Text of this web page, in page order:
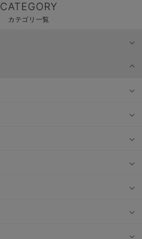
CATEGORY
カテゴリ一覧